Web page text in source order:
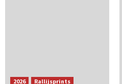
2026 Rallijsprints